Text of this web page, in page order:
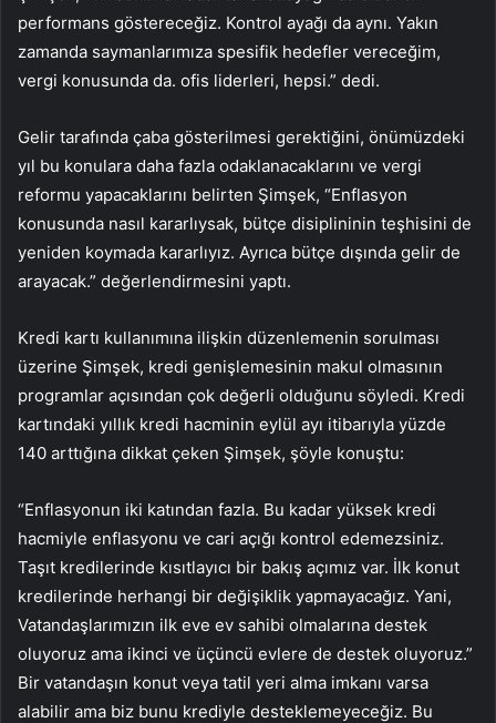
performans göstereceğiz. Kontrol ayağı da aynı. Yakın
zamanda saymanlarımıza spesifik hedefler vereceğim,
vergi konusunda da. ofis liderleri, hepsi.” dedi.
Gelir tarafında çaba gösterilmesi gerektiğini, önümüzdeki
yıl bu konulara daha fazla odaklanacaklarını ve vergi
reformu yapacaklarını belirten Şimşek, “Enflasyon
konusunda nasıl kararlıysak, bütçe disiplininin teşhisini de
yeniden koymada kararlıyız. Ayrıca bütçe dışında gelir de
arayacak.” değerlendirmesini yaptı.
Kredi kartı kullanımına ilişkin düzenlemenin sorulması
üzerine Şimşek, kredi genişlemesinin makul olmasının
programlar açısından çok değerli olduğunu söyledi. Kredi
kartındaki yıllık kredi hacminin eylül ayı itibarıyla yüzde
140 arttığına dikkat çeken Şimşek, şöyle konuştu:
“Enflasyonun iki katından fazla. Bu kadar yüksek kredi
hacmiyle enflasyonu ve cari açığı kontrol edemezsiniz.
Taşıt kredilerinde kısıtlayıcı bir bakış açımız var. İlk konut
kredilerinde herhangi bir değişiklik yapmayacağız. Yani,
Vatandaşlarımızın ilk eve ev sahibi olmalarına destek
oluyoruz ama ikinci ve üçüncü evlere de destek oluyoruz.”
Bir vatandaşın konut veya tatil yeri alma imkanı varsa
alabilir ama biz bunu krediyle desteklemeyeceğiz. Bu